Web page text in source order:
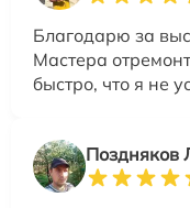
Благодарю за
Мастера
быстро, что я не
Поздняков